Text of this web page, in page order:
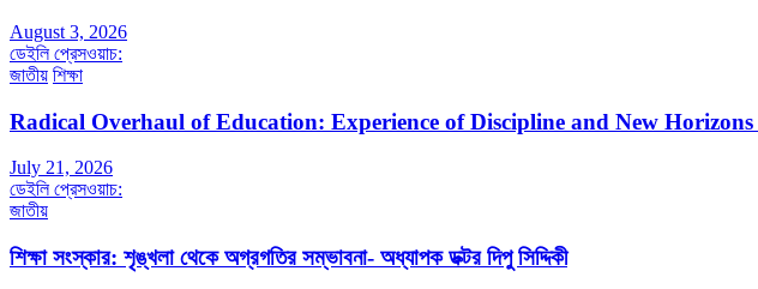
August 3, 2026
ডেইলি প্রেসওয়াচ:
জাতীয় শিক্ষা
Radical Overhaul of Education: Experience of Discipline and New
July 21, 2026
ডেইলি প্রেসওয়াচ:
জাতীয়
শিক্ষা সংস্কার: শৃঙ্খলা থেকে অগ্রগতির সম্ভাবনা- অধ্যাপক ডক্টর দিপু সিদ্দিকী